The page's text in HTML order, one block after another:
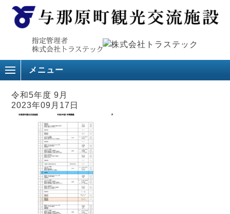
メニュー
令和5年度 9月
2023年09月17日